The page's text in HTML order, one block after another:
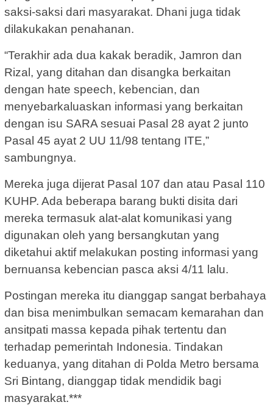
saksi-saksi dari masyarakat. Dhani juga tidak
dilakukakan penahanan.
“Terakhir ada dua kakak beradik, Jamron dan
Rizal, yang ditahan dan disangka berkaitan
dengan hate speech, kebencian, dan
menyebarkaluaskan informasi yang berkaitan
dengan isu SARA sesuai Pasal 28 ayat 2 junto
Pasal 45 ayat 2 UU 11/98 tentang ITE,”
sambungnya.
Mereka juga dijerat Pasal 107 dan atau Pasal 110
KUHP. Ada beberapa barang bukti disita dari
mereka termasuk alat-alat komunikasi yang
digunakan oleh yang bersangkutan yang
diketahui aktif melakukan posting informasi yang
bernuansa kebencian pasca aksi 4/11 lalu.
Postingan mereka itu dianggap sangat berbahaya
dan bisa menimbulkan semacam kemarahan dan
ansitpati massa kepada pihak tertentu dan
terhadap pemerintah Indonesia. Tindakan
keduanya, yang ditahan di Polda Metro bersama
Sri Bintang, dianggap tidak mendidik bagi
masyarakat.***